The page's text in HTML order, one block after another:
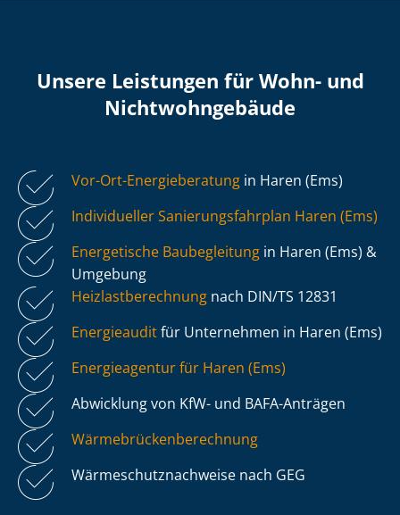
Unsere Leistungen für Wohn- und
Nicht­wohn­ge­bäu­de
Vor-Ort-Energieberatung in Haren (Ems)
Individueller Sa­nie­rungs­fahr­plan Haren (Ems)
Energetische Baubegleitung in Haren (Ems) &
Umgebung
Heiz­last­be­rech­nung nach DIN/TS 12831
Energieauditfür Unternehmen in Haren (Ems)
Energieagentur für Haren (Ems)
Abwicklung von KfW- und BAFA-Anträgen
Wär­me­brü­cken­be­rech­nung
Wär­me­schutz­nach­wei­se nach GEG